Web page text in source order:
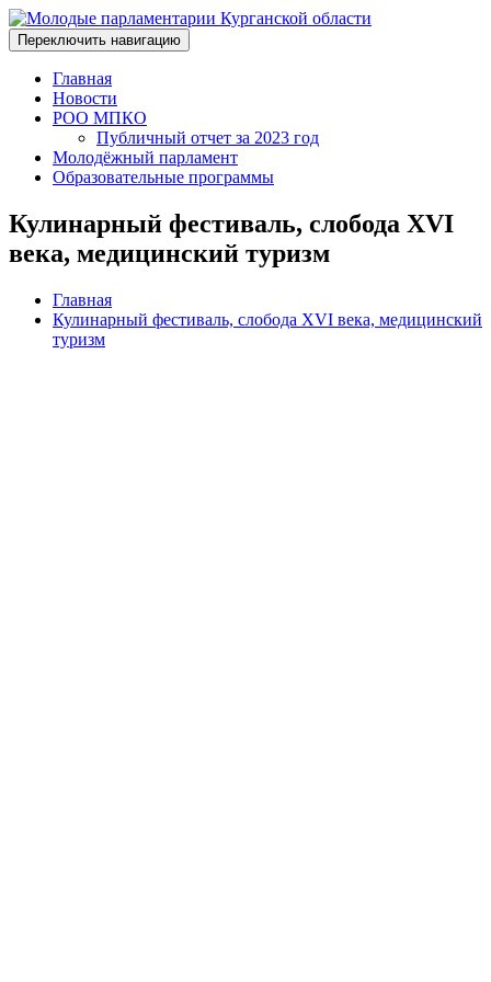
Переключить навигацию
Главная
Новости
РОО МПКО
Публичный отчет за 2023 год
Молодёжный парламент
Образовательные программы
Кулинарный фестиваль, слобода XVI
века, медицинский туризм
Главная
Кулинарный фестиваль, слобода XVI века, медицинский
туризм